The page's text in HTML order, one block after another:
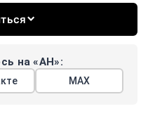
на «АН»:
МАХ